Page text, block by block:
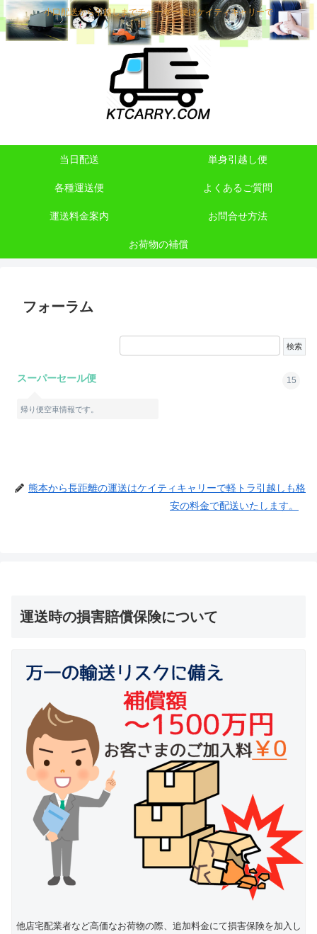
小口配送から引越しまでチャーター便はケイティキャリーで
当日配送 単身引越し便
各種運送便 よくあるご質問
運送料金案内 お問合せ方法
お荷物の補償
フォーラム
スーパーセール便
帰り便空車情報です。
15
熊本から長距離の運送はケイティキャリーで軽トラ引越しも格
安の料金で配送いたします。
運送時の損害賠償保険について
他店宅配業者など高価なお荷物の際、追加料金にて損害保険を加入し